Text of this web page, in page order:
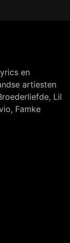
en
artiesten
Lil
Famke